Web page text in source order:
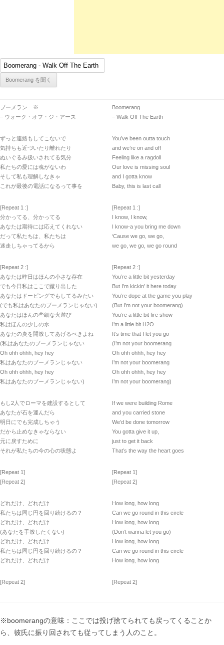
ブーメラン ※
– ウォーク・オフ・ジ・アース
ずっと連絡もしてこないで
気持ちも近づいたり離れたり
ぬいぐるみ扱いされてる気分
私たちの愛には魂がないわ
そして私も理解しなきゃ
これが最後の電話になるって事を
[Repeat 1 :]
分かってる、分かってる
あなたは期待には応えてくれない
だって私たちは、私たちは
迷走しちゃってるから
[Repeat 2 :]
あなたは昨日はほんの小さな存在
でも今日私はここで蹴り出した
あなたはドーピングでもしてるみたい
(でも私はあなたのブーメランじゃない)
あなたはほんの些細な火遊び
私はほんの少しの水
あなたの炎を開放してあげるべきよね
(私はあなたのブーメランじゃない
Oh ohh ohhh, hey hey
私はあなたのブーメランじゃない
Oh ohh ohhh, hey hey
私はあなたのブーメランじゃない)
もし2人でローマを建設するとして
あなたが石を運んだら
明日にでも完成しちゃう
だから止めなきゃならない
元に戻すために
それが私たちの今の心の状態よ
[Repeat 1]
[Repeat 2]
どれだけ、どれだけ
私たちは同じ円を回り続けるの？
どれだけ、どれだけ
(あなたを手放したくない)
どれだけ、どれだけ
私たちは同じ円を回り続けるの？
どれだけ、どれだけ
[Repeat 2]
Boomerang
– Walk Off The Earth
You’ve been outta touch
and we’re on and off
Feeling like a ragdoll
Our love is missing soul
and I gotta know
Baby, this is last call
[Repeat 1 :]
I know, I know,
I know-a you bring me down
‘Cause we go, we go,
we go, we go, we go round
[Repeat 2 :]
You’re a little bit yesterday
But I’m kickin’ it here today
You’re dope at the game you play
(But I’m not your boomerang)
You’re a little bit fire show
I’m a little bit H2O
It’s time that I let you go
(I’m not your boomerang
Oh ohh ohhh, hey hey
I’m not your boomerang
Oh ohh ohhh, hey hey
I’m not your boomerang)
If we were building Rome
and you carried stone
We’d be done tomorrow
You gotta give it up,
just to get it back
That’s the way the heart goes
[Repeat 1]
[Repeat 2]
How long, how long
Can we go round in this circle
How long, how long
(Don’t wanna let you go)
How long, how long
Can we go round in this circle
How long, how long
[Repeat 2]
※boomerangの意味：ここでは投げ捨てられても戻ってくることか
ら、彼氏に振り回されても従ってしまう人のこと。